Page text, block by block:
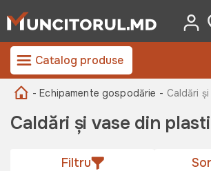
Catalog produse
- Echipamente gospodărie - Caldări
Caldări și vase din
Filtru